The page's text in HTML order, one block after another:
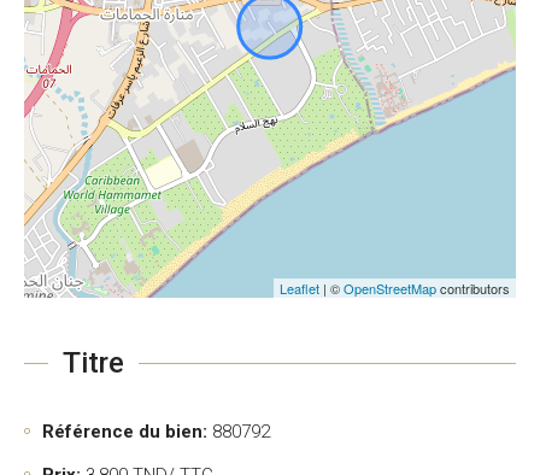
Leaflet | ©OpenStreetMapcontributors
Titre
Référence du bien: 880792